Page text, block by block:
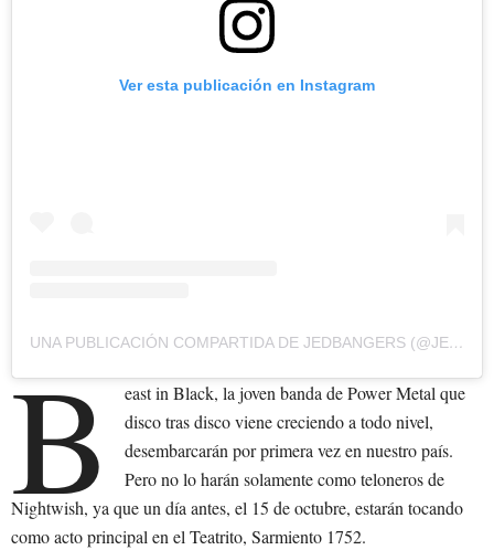
Ver esta publicación en Instagram
UNA PUBLICACIÓN COMPARTIDA DE JEDBANGERS (@JEDBANGERS)
B
east in Black, la joven banda de Power Metal que
disco tras disco viene creciendo a todo nivel,
desembarcarán por primera vez en nuestro país.
Pero no lo harán solamente como teloneros de
Nightwish, ya que un día antes, el 15 de octubre, estarán tocando
como acto principal en el Teatrito, Sarmiento 1752.